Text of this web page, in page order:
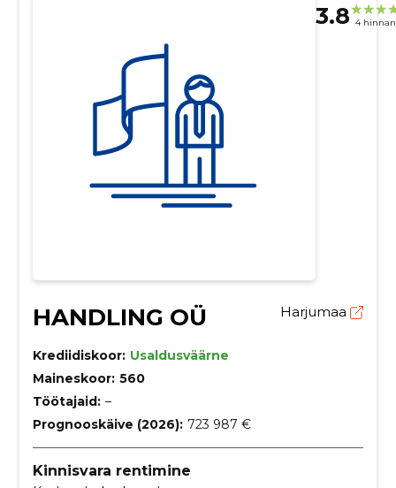
3.8 4
HANDLING OÜ Harjumaa
Krediidiskoor: Usaldusväärne
Maineskoor: 560
Töötajaid: –
Prognooskäive (2026): 723 987 €
Kinnisvara rentimine